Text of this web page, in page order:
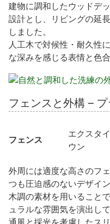
建物に調和したウッドデ
設計とし、リビングの延
しました。
人工木で対候性・耐久性
な深みを感じる表情と色
フェンスと外構 –
フェンス
エクスタ
ウン
外周には適度な高さのフ
つも圧迫感のないデザイ
木調の素材を用いること
ュラルな雰囲気を演出して
通風と採光を考慮したス